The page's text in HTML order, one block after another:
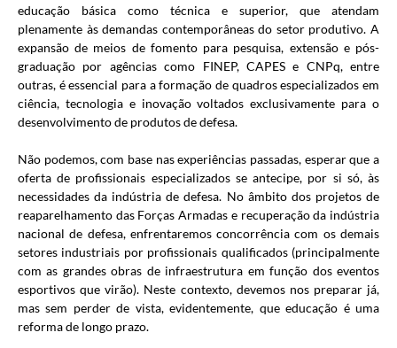
educação básica como técnica e superior, que atendam
plenamente às demandas contemporâneas do setor produtivo. A
expansão de meios de fomento para pesquisa, extensão e pós-
graduação por agências como FINEP, CAPES e CNPq, entre
outras, é essencial para a formação de quadros especializados em
ciência, tecnologia e inovação voltados exclusivamente para o
desenvolvimento de produtos de defesa.
Não podemos, com base nas experiências passadas, esperar que a
oferta de profissionais especializados se antecipe, por si só, às
necessidades da indústria de defesa. No âmbito dos projetos de
reaparelhamento das Forças Armadas e recuperação da indústria
nacional de defesa, enfrentaremos concorrência com os demais
setores industriais por profissionais qualificados (principalmente
com as grandes obras de infraestrutura em função dos eventos
esportivos que virão). Neste contexto, devemos nos preparar já,
mas sem perder de vista, evidentemente, que educação é uma
reforma de longo prazo.